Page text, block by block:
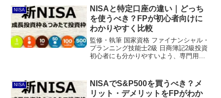
お伝えします。NISA最大のメリットは、
投資で得た...
NISA
NISAと特定口座の違い｜どっち
を使うべき？FPが初心者向けに
わかりやすく比較
監修・執筆 国家資格 ファイナンシャル・
プランニング技能士2級 日商簿記2級投資
初心者にも分かりやすいよう、専門用語
からお伝えします。投資初心者なら、ま
ずはNISAを...
NISA
NISAでS&P500を買うべき？メ
リット・デメリットをFPがわか